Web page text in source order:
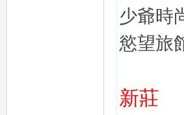
少爺時
慾望旅
新莊